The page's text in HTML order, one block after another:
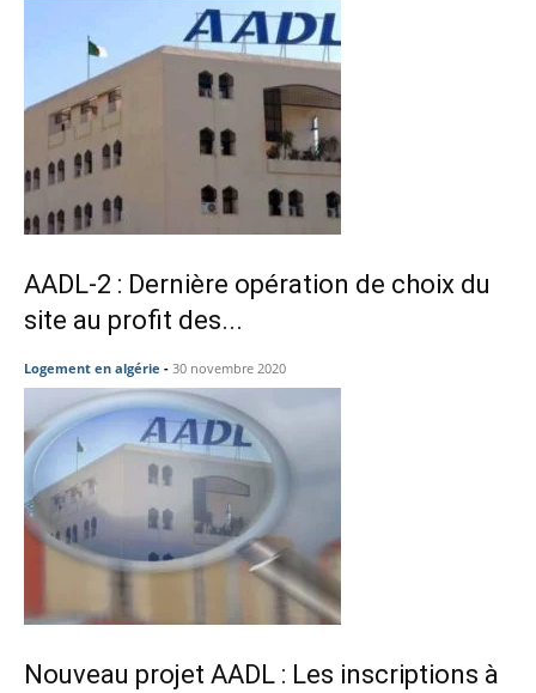
AADL-2 : Dernière opération de choix du
site au profit des...
Logement en algérie - 30 novembre 2020
Nouveau projet AADL : Les inscriptions à